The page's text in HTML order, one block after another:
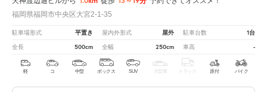
福岡県福岡市中央区大宮2-1-35
駐車場形式 平置き 屋内外形式 屋外 駐車台数 1台
全長 500cm 全幅 250cm 車高 -
軽 コ 中型 ボックス SUV 大型車 トラック 原付 バイク